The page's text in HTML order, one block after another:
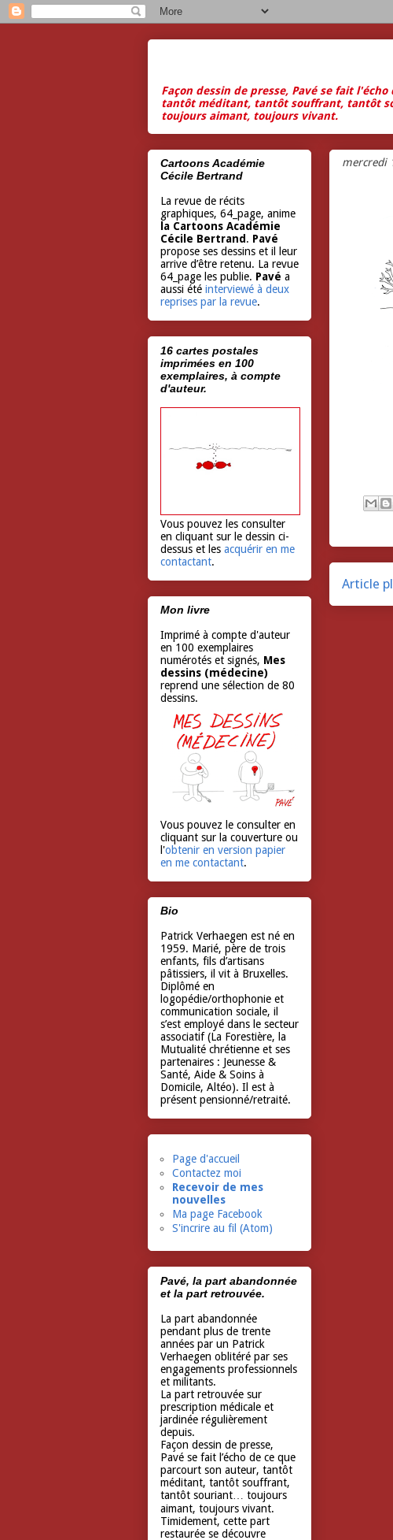
Façon dessin de presse, Pavé se fait
tantôt méditant, tantôt souffrant, tantôt
toujours aimant, toujours vivant.
mercredi
Article
Cartoons Académie
Cécile Bertrand
La revue de récits
graphiques, 64_page, anime
la Cartoons Académie
Cécile Bertrand. Pavé
propose ses dessins et il leur
arrive d’être retenu. La revue
64_page les publie. Pavé a
aussi été interviewé à deux
reprises par la revue.
16 cartes postales
imprimées en 100
exemplaires, à compte
d'auteur.
Vous pouvez les consulter
en cliquant sur le dessin ci-
dessus et les acquérir en me
contactant.
Mon livre
Imprimé à compte d'auteur
en 100 exemplaires
numérotés et signés, Mes
dessins (médecine)
reprend une sélection de 80
dessins.
Vous pouvez le consulter en
cliquant sur la couverture ou
l'obtenir en version papier
en me contactant.
Bio
Patrick Verhaegen est né en
1959. Marié, père de trois
enfants, fils d’artisans
pâtissiers, il vit à Bruxelles.
Diplômé en
logopédie/orthophonie et
communication sociale, il
s’est employé dans le secteur
associatif (La Forestière, la
Mutualité chrétienne et ses
partenaires : Jeunesse &
Santé, Aide & Soins à
Domicile, Altéo). Il est à
présent pensionné/retraité.
Page d'accueil
Contactez moi
Recevoir de mes
nouvelles
Ma page Facebook
S'incrire au fil (Atom)
Pavé, la part abandonnée
et la part retrouvée.
La part abandonnée
pendant plus de trente
années par un Patrick
Verhaegen oblitéré par ses
engagements professionnels
et militants.
La part retrouvée sur
prescription médicale et
jardinée régulièrement
depuis.
Façon dessin de presse,
Pavé se fait l’écho de ce que
parcourt son auteur, tantôt
méditant, tantôt souffrant,
tantôt souriant… toujours
aimant, toujours vivant.
Timidement, cette part
restaurée se découvre